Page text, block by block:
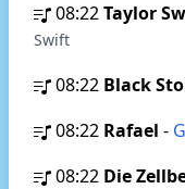
08:22Taylor
Swift
08:22 Black
08:22 Rafael -
08:22 Die